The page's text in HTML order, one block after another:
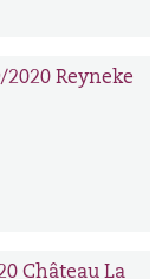
2020 Reyneke
Château La